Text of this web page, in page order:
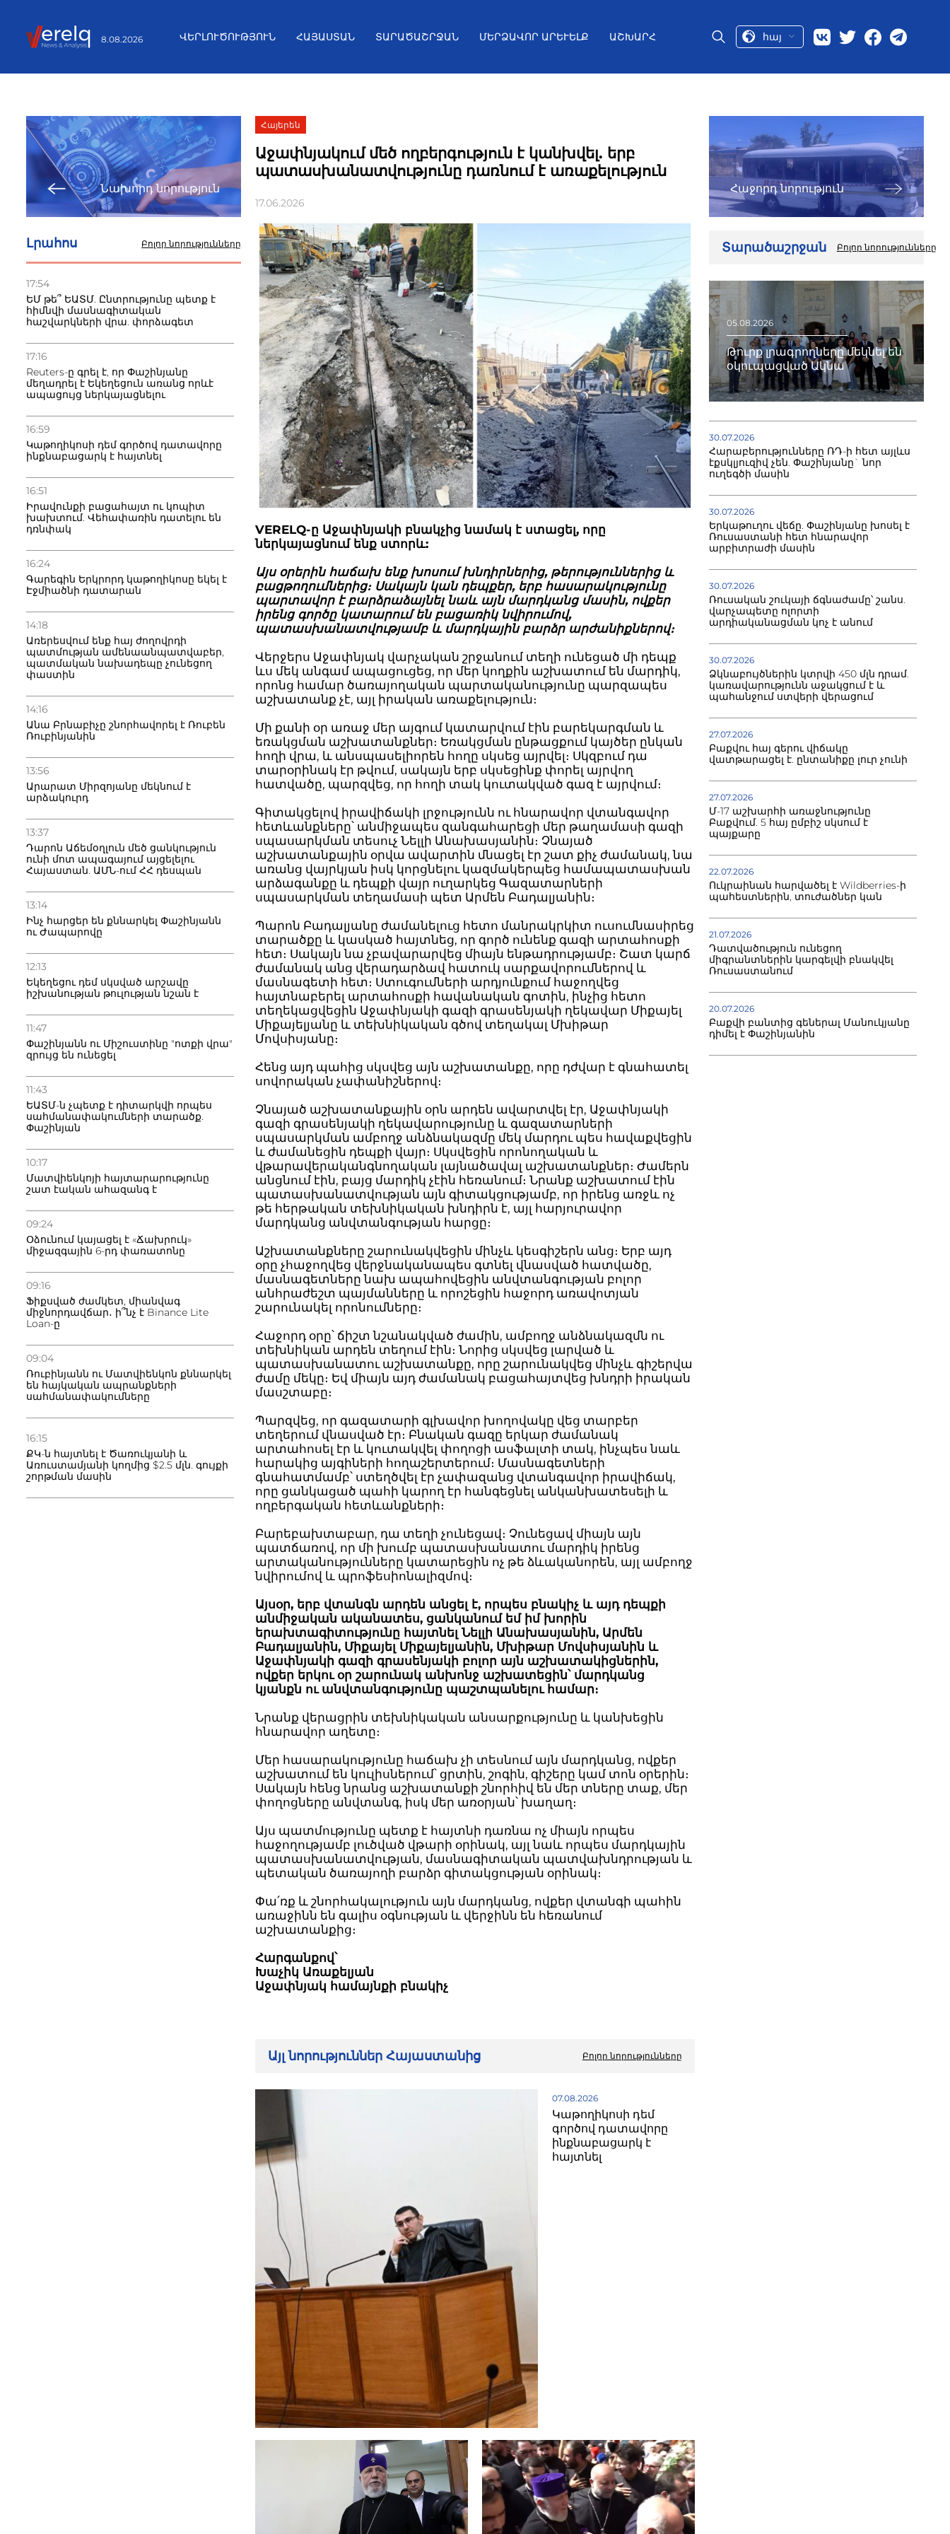
8.08.2026 ՎԵՐԼՈՒԾՈՒԹՅՈՒՆ ՀԱՅԱՍՏԱՆ ՏԱՐԱԾԱՇՐՋԱՆ ՄԵՐՁԱՎՈՐ ԱՐԵՒԵԼՔ ԱՇԽԱՐՀ հայ
Նախորդ նորություն
Լրահոս Բոլոր նորությունները
17:54
ԵՄ թե՞ ԵԱՏՄ. Ընտրությունը պետք է
հիմնվի մասնագիտական
հաշվարկների վրա. փորձագետ
17:16
Reuters-ը գրել է, որ Փաշինյանը
մեղադրել է Եկեղեցուն առանց որևէ
ապացույց ներկայացնելու
16:59
Կաթողիկոսի դեմ գործով դատավորը
ինքնաբացարկ է հայտնել
16:51
Իրավունքի բացահայտ ու կոպիտ
խախտում. Վեհափառին դատելու են
դռնփակ
16:24
Գարեգին Երկրորդ կաթողիկոսը եկել է
Էջմիածնի դատարան
14:18
Առերեսվում ենք հայ ժողովրդի
պատմության ամենաանպատվաբեր,
պատմական նախադեպը չունեցող
փաստին
14:16
Անա Բրնաբիչը շնորհավորել է Ռուբեն
Ռուբինյանին
13:56
Արարատ Միրզոյանը մեկնում է
արձակուրդ
13:37
Դարոն Աճեմօղլուն մեծ ցանկություն
ունի մոտ ապագայում այցելելու
Հայաստան. ԱՄՆ-ում ՀՀ դեսպան
13:14
Ինչ հարցեր են քննարկել Փաշինյանն
ու Ժապարովը
12:13
Եկեղեցու դեմ սկսված արշավը
իշխանության թուլության նշան է
11:47
Փաշինյանն ու Միշուստինը "ոտքի վրա"
զրույց են ունեցել
11:43
ԵԱՏՄ-ն չպետք է դիտարկվի որպես
սահմանափակումների տարածք.
Փաշինյան
10:17
Մատվիենկոյի հայտարարությունը
շատ էական ահազանգ է
09:24
Օձունում կայացել է «Ճախրուկ»
միջազգային 6-րդ փառատոնը
09:16
Ֆիքսված ժամկետ, միանվագ
միջնորդավճար․ ի՞նչ է Binance Lite
Loan-ը
09:04
Ռուբինյանն ու Մատվիենկոն քննարկել
են հայկական ապրանքների
սահմանափակումները
16:15
ՔԿ-ն հայտնել է Ծառուկյանի և
Առուստամյանի կողմից $2.5 մլն. գույքի
շորթման մասին
Հայերեն
Աջափնյակում մեծ ողբերգություն է կանխվել. երբ
պատասխանատվությունը դառնում է առաքելություն
17.06.2026
VERELQ-ը Աջափնյակի բնակչից նամակ է ստացել, որը
ներկայացնում ենք ստորև:
Այս օրերին հաճախ ենք խոսում խնդիրներից, թերություններից և
բացթողումներից։ Սակայն կան դեպքեր, երբ հասարակությունը
պարտավոր է բարձրաձայնել նաև այն մարդկանց մասին, ովքեր
իրենց գործը կատարում են բացառիկ նվիրումով,
պատասխանատվությամբ և մարդկային բարձր արժանիքներով։
Վերջերս Աջափնյակ վարչական շրջանում տեղի ունեցած մի դեպք
ևս մեկ անգամ ապացուցեց, որ մեր կողքին աշխատում են մարդիկ,
որոնց համար ծառայողական պարտականությունը պարզապես
աշխատանք չէ, այլ իրական առաքելություն։
Մի քանի օր առաջ մեր այգում կատարվում էին բարեկարգման և
եռակցման աշխատանքներ։ Եռակցման ընթացքում կայծեր ընկան
հողի վրա, և անսպասելիորեն հողը սկսեց այրվել։ Սկզբում դա
տարօրինակ էր թվում, սակայն երբ սկսեցինք փորել այրվող
հատվածը, պարզվեց, որ հողի տակ կուտակված գազ է այրվում։
Գիտակցելով իրավիճակի լրջությունն ու հնարավոր վտանգավոր
հետևանքները՝ անմիջապես զանգահարեցի մեր թաղամասի գազի
սպասարկման տեսուչ Նելլի Անախասյանին։ Չնայած
աշխատանքային օրվա ավարտին մնացել էր շատ քիչ ժամանակ, նա
առանց վայրկյան իսկ կորցնելու կազմակերպեց համապատասխան
արձագանքը և դեպքի վայր ուղարկեց Գազատարների
սպասարկման տեղամասի պետ Արմեն Բադալյանին։
Պարոն Բադալյանը ժամանելուց հետո մանրակրկիտ ուսումնասիրեց
տարածքը և կասկած հայտնեց, որ գործ ունենք գազի արտահոսքի
հետ։ Սակայն նա չբավարարվեց միայն ենթադրությամբ։ Շատ կարճ
ժամանակ անց վերադարձավ հատուկ սարքավորումներով և
մասնագետի հետ։ Ստուգումների արդյունքում հաջողվեց
հայտնաբերել արտահոսքի հավանական գոտին, ինչից հետո
տեղեկացվեցին Աջափնյակի գազի գրասենյակի ղեկավար Միքայել
Միքայելյանը և տեխնիկական գծով տեղակալ Մխիթար
Մովսիսյանը։
Հենց այդ պահից սկսվեց այն աշխատանքը, որը դժվար է գնահատել
սովորական չափանիշներով։
Չնայած աշխատանքային օրն արդեն ավարտվել էր, Աջափնյակի
գազի գրասենյակի ղեկավարությունը և գազատարների
սպասարկման ամբողջ անձնակազմը մեկ մարդու պես հավաքվեցին
և ժամանեցին դեպքի վայր։ Սկսվեցին որոնողական և
վթարավերականգնողական լայնածավալ աշխատանքներ։ Ժամերն
անցնում էին, բայց մարդիկ չէին հեռանում։ Նրանք աշխատում էին
պատասխանատվության այն գիտակցությամբ, որ իրենց առջև ոչ
թե հերթական տեխնիկական խնդիրն է, այլ հարյուրավոր
մարդկանց անվտանգության հարցը։
Աշխատանքները շարունակվեցին մինչև կեսգիշերն անց։ Երբ այդ
օրը չհաջողվեց վերջնականապես գտնել վնասված հատվածը,
մասնագետները նախ ապահովեցին անվտանգության բոլոր
անհրաժեշտ պայմանները և որոշեցին հաջորդ առավոտյան
շարունակել որոնումները։
Հաջորդ օրը՝ ճիշտ նշանակված ժամին, ամբողջ անձնակազմն ու
տեխնիկան արդեն տեղում էին։ Նորից սկսվեց լարված և
պատասխանատու աշխատանքը, որը շարունակվեց մինչև գիշերվա
ժամը մեկը։ Եվ միայն այդ ժամանակ բացահայտվեց խնդրի իրական
մասշտաբը։
Պարզվեց, որ գազատարի գլխավոր խողովակը վեց տարբեր
տեղերում վնասված էր։ Բնական գազը երկար ժամանակ
արտահոսել էր և կուտակվել փողոցի ասֆալտի տակ, ինչպես նաև
հարակից այգիների հողաշերտերում։ Մասնագետների
գնահատմամբ՝ ստեղծվել էր չափազանց վտանգավոր իրավիճակ,
որը ցանկացած պահի կարող էր հանգեցնել անկանխատեսելի և
ողբերգական հետևանքների։
Բարեբախտաբար, դա տեղի չունեցավ։ Չունեցավ միայն այն
պատճառով, որ մի խումբ պատասխանատու մարդիկ իրենց
արտականությունները կատարեցին ոչ թե ձևականորեն, այլ ամբողջ
նվիրումով և պրոֆեսիոնալիզմով։
Այսօր, երբ վտանգն արդեն անցել է, որպես բնակիչ և այդ դեպքի
անմիջական ականատես, ցանկանում եմ իմ խորին
երախտագիտությունը հայտնել Նելլի Անախասյանին, Արմեն
Բադալյանին, Միքայել Միքայելյանին, Մխիթար Մովսիսյանին և
Աջափնյակի գազի գրասենյակի բոլոր այն աշխատակիցներին,
ովքեր երկու օր շարունակ անխոնջ աշխատեցին՝ մարդկանց
կյանքն ու անվտանգությունը պաշտպանելու համար։
Նրանք վերացրին տեխնիկական անսարքությունը և կանխեցին
հնարավոր աղետը։
Մեր հասարակությունը հաճախ չի տեսնում այն մարդկանց, ովքեր
աշխատում են կուլիսներում՝ ցրտին, շոգին, գիշերը կամ տոն օրերին։
Սակայն հենց նրանց աշխատանքի շնորհիվ են մեր տները տաք, մեր
փողոցները անվտանգ, իսկ մեր առօրյան՝ խաղաղ։
Այս պատմությունը պետք է հայտնի դառնա ոչ միայն որպես
հաջողությամբ լուծված վթարի օրինակ, այլ նաև որպես մարդկային
պատասխանատվության, մասնագիտական պատվախնդրության և
պետական ծառայողի բարձր գիտակցության օրինակ։
Փա՛ռք և շնորհակալություն այն մարդկանց, ովքեր վտանգի պահին
առաջինն են գալիս օգնության և վերջինն են հեռանում
աշխատանքից։
Հարգանքով՝
Խաչիկ Առաքելյան
Աջափնյակ համայնքի բնակիչ
Այլ նորություններ Հայաստանից Բոլոր նորությունները
07.08.2026
Կաթողիկոսի դեմ
գործով դատավորը
ինքնաբացարկ է
հայտնել
Հաջորդ նորություն
Տարածաշրջան Բոլոր նորությունները
05.08.2026
Թուրք լրագրողները մեկնել են
օկուպացված Ակնա
30.07.2026
Հարաբերությունները ՌԴ-ի հետ այլևս
էքսկլյուզիվ չեն. Փաշինյանը` նոր
ուղեգծի մասին
30.07.2026
Երկաթուղու վեճը. Փաշինյանը խոսել է
Ռուսաստանի հետ հնարավոր
արբիտրաժի մասին
30.07.2026
Ռուսական շուկայի ճգնաժամը՝ շանս.
վարչապետը ոլորտի
արդիականացման կոչ է անում
30.07.2026
Ձկնաբույծներին կտրվի 450 մլն դրամ.
կառավարությունն աջակցում է և
պահանջում ստվերի վերացում
27.07.2026
Բաքվու հայ գերու վիճակը
վատթարացել է. ընտանիքը լուր չունի
27.07.2026
Մ-17 աշխարհի առաջնությունը
Բաքվում. 5 հայ ըմբիշ սկսում է
պայքարը
22.07.2026
Ուկրաինան հարվածել է Wildberries-ի
պահեստներին, տուժածներ կան
21.07.2026
Դատվածություն ունեցող
միգրանտներին կարգելվի բնակվել
Ռուսաստանում
20.07.2026
Բաքվի բանտից գեներալ Մանուկյանը
դիմել է Փաշինյանին